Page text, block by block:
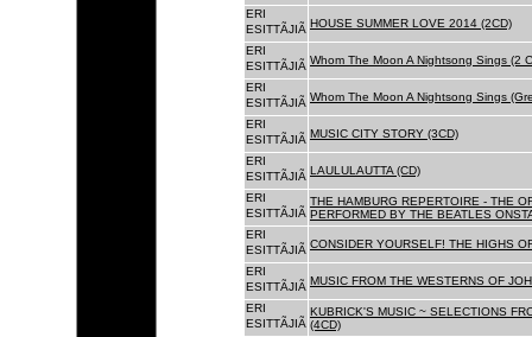
ERI
ESITTÃJIÃ HOUSE SUMMER LOVE 2014 (2CD)
ERI
ESITTÃJIÃ Whom The Moon A Nightsong Sings (2
ERI
ESITTÃJIÃ Whom The Moon A Nightsong Sings
ERI
ESITTÃJIÃ MUSIC CITY STORY (3CD)
ERI
ESITTÃJIÃ LAULULAUTTA (CD)
ERI
ESITTÃJIÃ
THE HAMBURG REPERTOIRE - THE
PERFORMED BY THE BEATLES
ERI
ESITTÃJIÃ CONSIDER YOURSELF! THE HIGHS
ERI
ESITTÃJIÃ MUSIC FROM THE WESTERNS OF
ERI
ESITTÃJIÃ
KUBRICK'S MUSIC ~ SELECTIONS
(4CD)